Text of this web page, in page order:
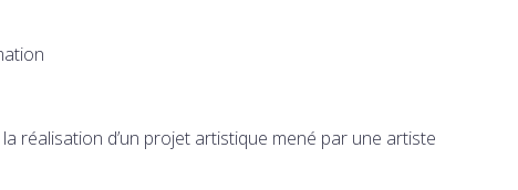
réalisation d’un projet artistique mené par une artiste